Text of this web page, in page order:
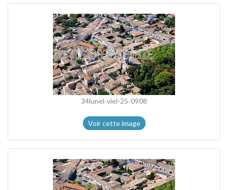
34lunel-viel-25-0908
Voir cette image